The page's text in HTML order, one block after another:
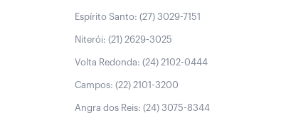
Espírito Santo: (27) 3029-7151
Niterói: (21) 2629-3025
Volta Redonda: (24) 2102-0444
Campos: (22) 2101-3200
Angra dos Reis: (24) 3075-8344